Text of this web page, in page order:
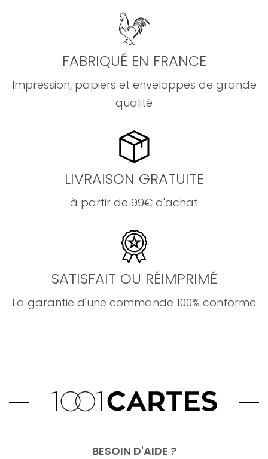
FABRIQUÉ EN FRANCE
Impression, papiers et enveloppes de grande
qualité
LIVRAISON GRATUITE
à partir de 99€ d'achat
SATISFAIT OU RÉIMPRIMÉ
La garantie d'une commande 100% conforme
BESOIN D'AIDE ?